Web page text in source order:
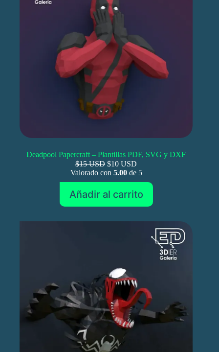
Deadpool Papercraft – Plantillas PDF, SVG y DXF
$15 USD $10 USD
Valorado con 5.00de 5
Añadir al carrito